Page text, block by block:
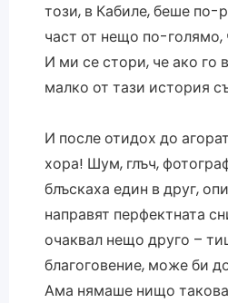
този, в Кабиле, беше по-
част от нещо по-голямо,
И ми се стори, че ако го
малко от тази история
И после отидох до
хора! Шум, глъч,
блъскаха един в друг,
направят перфектната
очаквал нещо друго –
благоговение, може би
Ама нямаше нищо